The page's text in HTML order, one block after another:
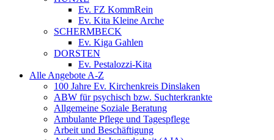
Ev. FZ KommRein
Ev. Kita Kleine Arche
SCHERMBECK
Ev. Kiga Gahlen
DORSTEN
Ev. Pestalozzi-Kita
Alle Angebote A-Z
100 Jahre Ev. Kirchenkreis Dinslaken
ABW für psychisch bzw. Suchterkrankte
Allgemeine Soziale Beratung
Ambulante Pflege und Tagespflege
Arbeit und Beschäftigung